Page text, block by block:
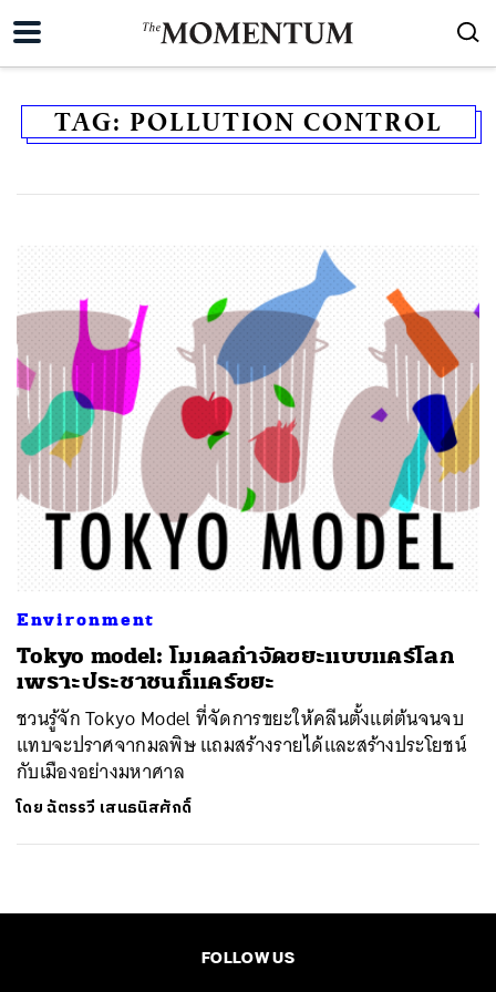
TAG: POLLUTION CONTROL
Environment
Tokyo model: โมเดลกำจัดขยะแบบแคร์โลก
เพราะประชาชนก็แคร์ขยะ
ชวนรู้จัก Tokyo Model ที่จัดการขยะให้คลีนตั้งแต่ต้นจนจบ
แทบจะปราศจากมลพิษ แถมสร้างรายได้และสร้างประโยชน์
กับเมืองอย่างมหาศาล
โดยฉัตรรวี เสนธนิสศักดิ์
FOLLOW US
SHARE TWEET LINE EMAIL